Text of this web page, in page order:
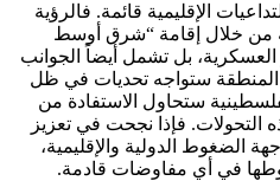
الإقليمية قائمة. فالرؤية
من خلال إقامة “شرق أوسط
بل تشمل أيضاً الجوانب
المنطقة ستواجه تحديات في ظل
ستحاول الاستفادة من
فإذا نجحت في تعزيز
الضغوط الدولية والإقليمية،
في أي مفاوضات قادمة.